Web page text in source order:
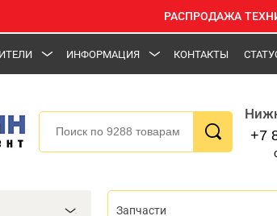
РАСПРОДАЖА
ИНФОРМАЦИЯ КОНТАКТЫ
+7
Запчасти